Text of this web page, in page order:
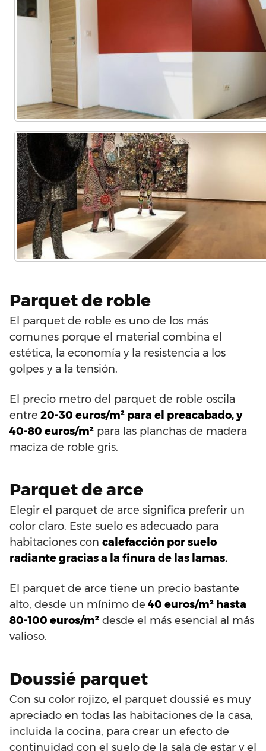
Parquet de roble
El parquet de roble es uno de los más
comunes porque el material combina el
estética, la economía y la resistencia a los
golpes y a la tensión.
El precio metro del parquet de roble oscila
entre 20-30 euros/m² para el preacabado, y
40-80 euros/m² para las planchas de madera
maciza de roble gris.
Parquet de arce
Elegir el parquet de arce significa preferir un
color claro. Este suelo es adecuado para
habitaciones con calefacción por suelo
radiante gracias a la finura de las lamas.
El parquet de arce tiene un precio bastante
alto, desde un mínimo de 40 euros/m² hasta
80-100 euros/m² desde el más esencial al más
valioso.
Doussié parquet
Con su color rojizo, el parquet doussié es muy
apreciado en todas las habitaciones de la casa,
incluida la cocina, para crear un efecto de
continuidad con el suelo de la sala de estar y el